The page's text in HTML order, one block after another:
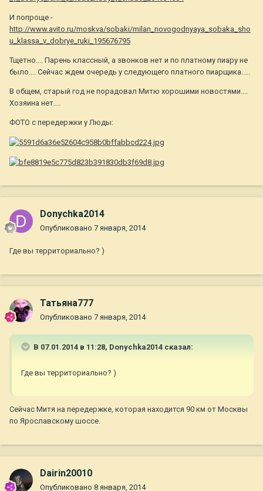
И попроще -
http://www.avito.ru/moskva/sobaki/milan_novogodnyaya_sobaka_sho
u_klassa_v_dobrye_ruki_195676795
Тщетно.... Парень классный, а звонков нет и по платному пиару не
было.... Сейчас ждем очередь у следующего платного пиарщика.....
В общем, старый год не порадовал Митю хорошими новостями....
Хозяина нет....
ФОТО с передержки у Люды:
Donychka2014
Опубликовано 7 января, 2014
Где вы территориально? )
Татьяна777
Опубликовано 7 января, 2014
В 07.01.2014 в 11:28, Donychka2014 сказал:
Где вы территориально? )
Сейчас Митя на передержке, которая находится 90 км от Москвы
по Ярославскому шоссе.
Dairin20010
Опубликовано 8 января, 2014